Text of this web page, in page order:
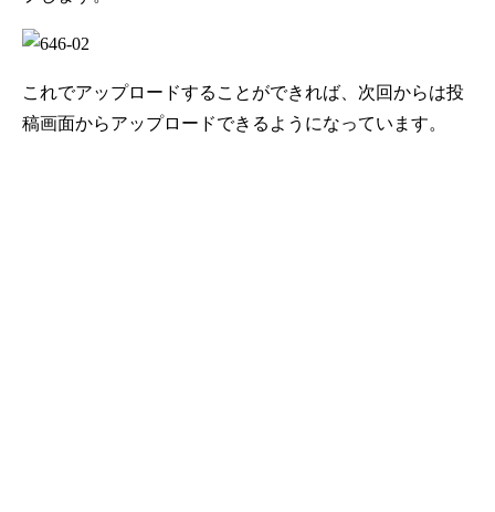
これでアップロードすることができれば、次回からは投
稿画面からアップロードできるようになっています。